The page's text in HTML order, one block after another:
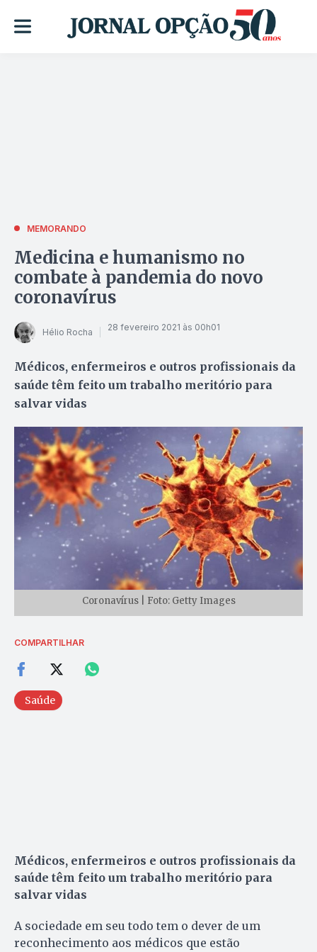
MEMORANDO
Medicina e humanismo no
combate à pandemia do novo
coronavírus
Hélio Rocha 28 fevereiro 2021 às 00h01
Médicos, enfermeiros e outros profissionais da
saúde têm feito um trabalho meritório para
salvar vidas
Coronavírus | Foto: Getty Images
COMPARTILHAR
Saúde
Médicos, enfermeiros e outros profissionais da
saúde têm feito um trabalho meritório para
salvar vidas
A sociedade em seu todo tem o dever de um
reconhecimento aos médicos que estão